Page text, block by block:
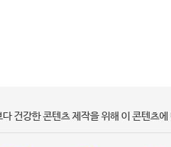
다 건강한 콘텐츠 제작을 위해 이 콘텐츠